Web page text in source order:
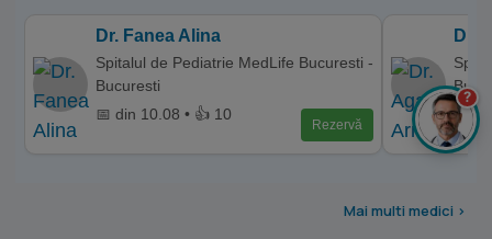
Dr. Fanea Alina
Spitalul de Pediatrie MedLife Bucuresti -
Bucuresti
📅 din 10.08 • 👍 10
Rezervă
Dr.
📅
Mai multi medici >
?